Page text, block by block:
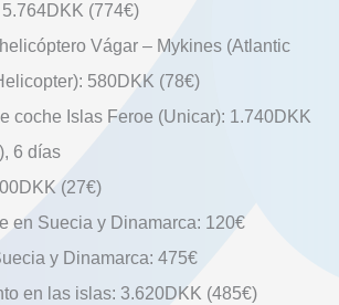
(774€)
Vágar – Mykines (Atlantic
580DKK (78€)
coche Islas Feroe (Unicar): 1.740DKK
6 días
(27€)
en Suecia y Dinamarca: 120€
y Dinamarca: 475€
en las islas: 3.620DKK (485€)